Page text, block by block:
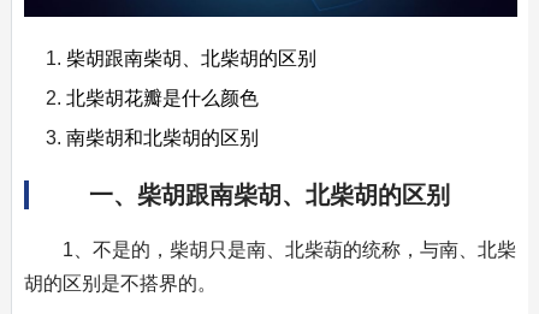
柴胡跟南柴胡、北柴胡的区别
北柴胡花瓣是什么颜色
南柴胡和北柴胡的区别
一、柴胡跟南柴胡、北柴胡的区别
1、不是的，柴胡只是南、北柴葫的统称，与南、北柴
胡的区别是不搭界的。